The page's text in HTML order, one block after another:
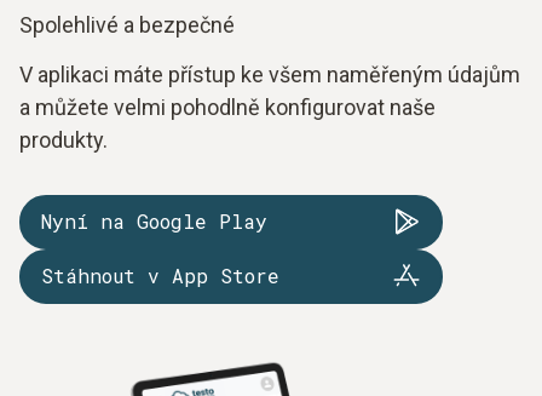
Spolehlivé a bezpečné
V aplikaci máte přístup ke všem naměřeným údajům
a můžete velmi pohodlně konfigurovat naše
produkty.
Nyní na Google Play
Stáhnout v App Store